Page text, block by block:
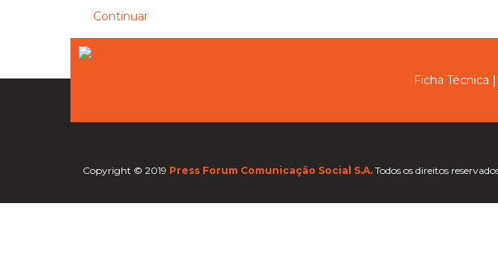
Continuar
Ficha Técnica |
Copyright © 2019 Press Forum Comunicação Social S.A. Todos os direitos